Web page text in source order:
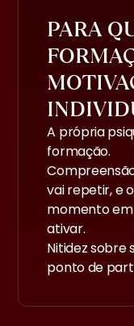
PARA
A própria
formação.
vai repetir, e
momento
ativar.
Nitidez sobre
ponto de